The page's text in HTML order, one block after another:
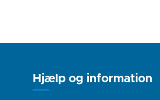
Hjælp og information